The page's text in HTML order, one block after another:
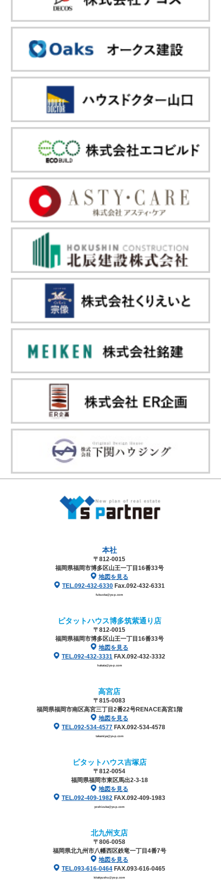
本社
〒812-0015
福岡県福岡市博多区山王一丁目16番33号
地図を見る
TEL.092-432-6330Fax.092-432-6331
fukuoka@ys-p.com
ピタットハウス博多筑紫通り店
〒812-0015
福岡県福岡市博多区山王一丁目16番33号
地図を見る
TEL.092-432-3331FAX.092-432-3332
hakata@ys-p.com
高宮店
〒815-0083
福岡県福岡市南区高宮三丁目2番22号RENACE高宮1階
地図を見る
TEL.092-534-4577FAX.092-534-4578
takamiya@ys-p.com
ピタットハウス吉塚店
〒812-0054
福岡県福岡市東区馬出2-3-18
地図を見る
TEL.092-409-1982FAX.092-409-1983
yoshizuka@ys-p.com
北九州支店
〒806-0058
福岡県北九州市八幡西区鉄竜一丁目4番7号
地図を見る
TEL.093-616-0464FAX.093-616-0465
kitakyushu@ys-p.com